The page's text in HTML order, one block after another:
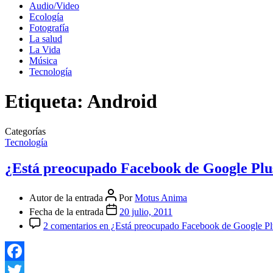
Audio/Video
Ecología
Fotografía
La salud
La Vida
Música
Tecnología
Etiqueta: Android
Categorías
Tecnología
¿Está preocupado Facebook de Google
Autor de la entrada PorMotus Anima
Fecha de la entrada
20 julio, 2011
2 comentarios en ¿Está preocupado Facebook de Google
Facebook